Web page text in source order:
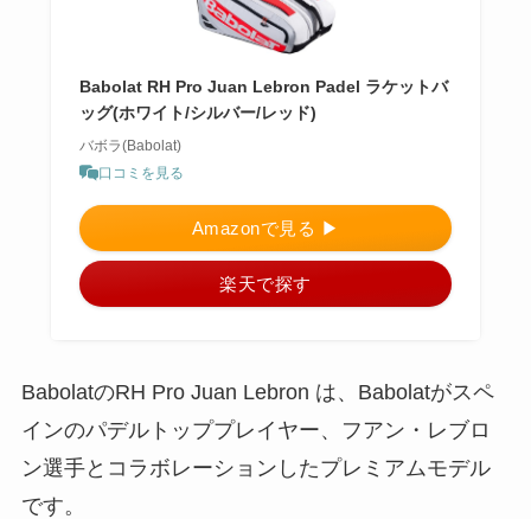
Babolat RH Pro Juan Lebron Padel ラケットバ
ッグ(ホワイト/シルバー/レッド)
バボラ(Babolat)
口コミを見る
Amazonで見る ▶︎
楽天で探す
BabolatのRH Pro Juan Lebron は、Babolatがスペ
インのパデルトッププレイヤー、フアン・レブロ
ン選手とコラボレーションしたプレミアムモデル
です。